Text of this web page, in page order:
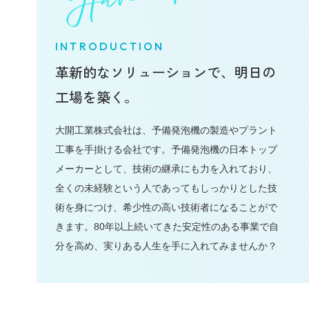
INTRODUCTION
革新的なソリューションで、 明日の
工場を築く。
大開工業株式会社は、予備発泡機の製造やプラント
工事を手掛ける会社です。予備発泡機の日本トップ
メーカーとして、技術の継承にも力を入れており、
全くの未経験という人であってもしっかりとした技
術を身につけ、希少性の高い技術者になることがで
きます。80年以上続いてきた安定性のある事業で自
分を高め、実りある人生を手に入れてみませんか？